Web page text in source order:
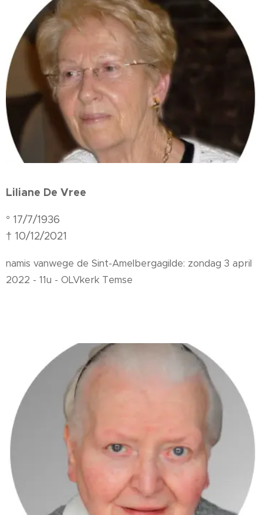
Liliane De Vree
° 17/7/1936
† 10/12/2021
namis vanwege de Sint-Amelbergagilde: zondag 3 april
2022 - 11u - OLVkerk Temse